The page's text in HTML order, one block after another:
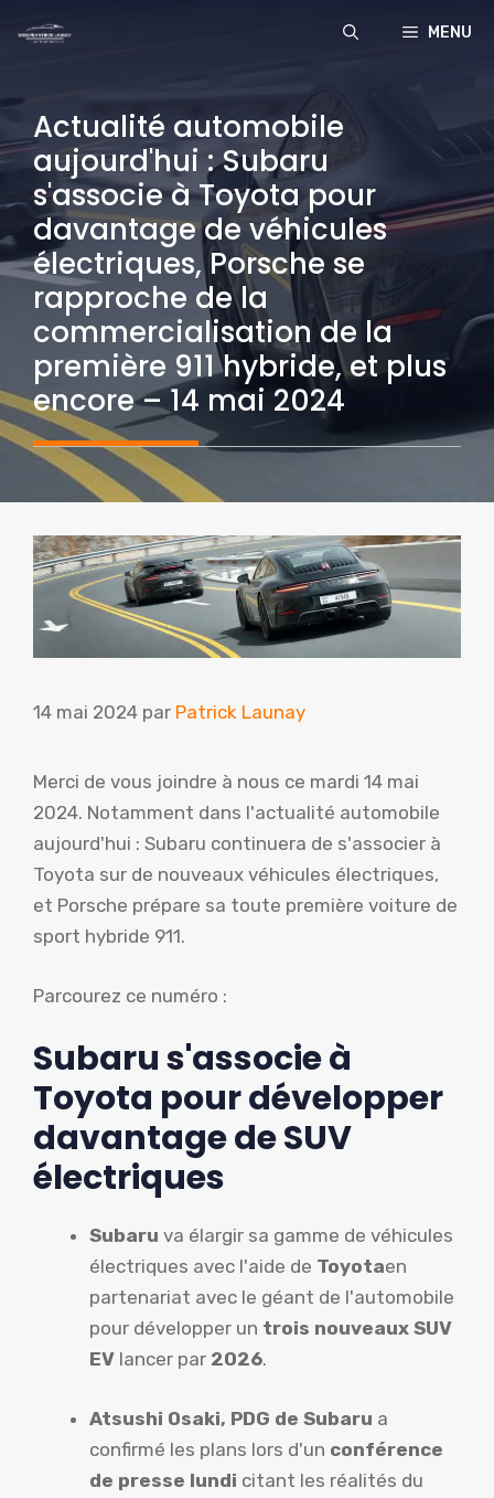
MENU
Actualité automobile
aujourd'hui : Subaru
s'associe à Toyota pour
davantage de véhicules
électriques, Porsche se
rapproche de la
commercialisation de la
première 911 hybride, et plus
encore – 14 mai 2024
14 mai 2024 par Patrick Launay
Merci de vous joindre à nous ce mardi 14 mai
2024. Notamment dans l'actualité automobile
aujourd'hui : Subaru continuera de s'associer à
Toyota sur de nouveaux véhicules électriques,
et Porsche prépare sa toute première voiture de
sport hybride 911.
Parcourez ce numéro :
Subaru s'associe à
Toyota pour développer
davantage de SUV
électriques
Subaru va élargir sa gamme de véhicules
électriques avec l'aide de Toyotaen
partenariat avec le géant de l'automobile
pour développer un trois nouveaux SUV
EV lancer par 2026.
Atsushi Osaki, PDG de Subaru a
confirmé les plans lors d'un conférence
de presse lundi citant les réalités du